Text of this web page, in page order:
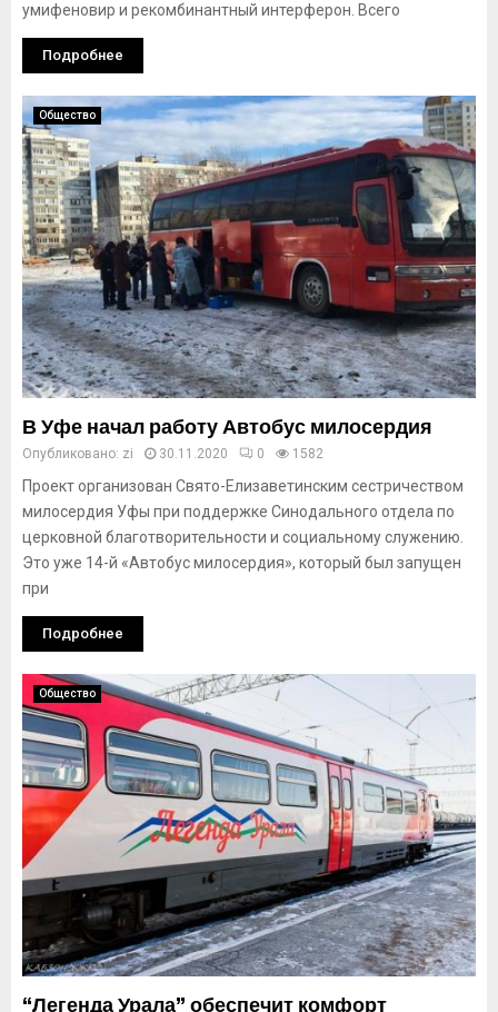
умифеновир и рекомбинантный интерферон. Всего
Подробнее
Общество
В Уфе начал работу Автобус милосердия
Опубликовано: zi 30.11.2020 0 1582
Проект организован Свято-Елизаветинским сестричеством
милосердия Уфы при поддержке Синодального отдела по
церковной благотворительности и социальному служению.
Это уже 14-й «Автобус милосердия», который был запущен
при
Подробнее
Общество
“Легенда Урала” обеспечит комфорт